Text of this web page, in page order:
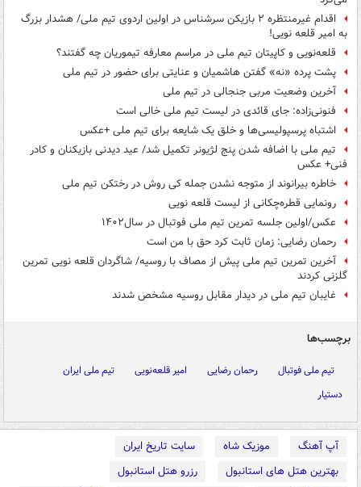
اقدام غیرمنتظره ۲ بازیکن سرشناس در اولین اردوی تیم ملی/ هشدار بزرگ
به امیر قلعه نویی!
قلعه‌نویی و کاپیتان تیم ملی در مراسم معارفه تیموریان چه گفتند؟
پشت پرده «نه» گفتن هاشمیان و عنایتی برای حضور در تیم ملی
آخرین وضعیت مربی جنجالی در تیم ملی
فنونی‌زاده: جای قائدی در لیست تیم ملی خالی است
اشتباه پرسپولیسی‌ها و خلق یک شایعه برای تیم ملی +عکس
تیم ملی با اضافه شدن پنج لژیونر تکمیل شد/ عید دیدنی بازیکنان و کادر
فنی+ عکس
خاطره بیرانوند از متوجه نشدن جمله کی روش در رختکن تیم ملی
رونمایی قطره‌چکانی از لیست قلعه نویی
عکس/اولین جلسه تمرین تیم ملی فوتبال در سال۱۴۰۲
رحمان رضایی: زمان ثابت کرد حق با من است
آخرین تمرین تیم ملی پیش از مصاف با روسیه/ شاگردان قلعه نویی تمرین
گلزنی کردند
غایبان تیم ملی در دیدار مقابل روسیه مشخص شدند
برچسب‌ها
تیم ملی فوتبال رحمان رضایی امیر قلعه‌نویی
تیم ملی ایران
دستیار
آپ آهنگ موزیک شاه
سایت تاریخ ایران
بهترین هتل های استانبول
رزرو هتل استانبول